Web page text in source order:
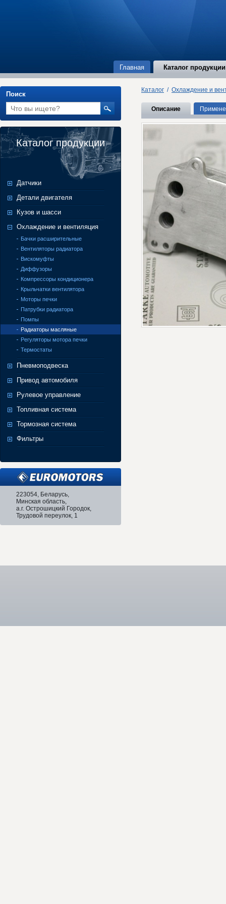
Главная Каталог продукции
Поиск
Каталог продукции
Датчики
Детали двигателя
Кузов и шасси
Охлаждение и вентиляция
Бачки расширительные
Вентиляторы радиатора
Вискомуфты
Диффузоры
Компрессоры кондиционера
Крыльчатки вентилятора
Моторы печки
Патрубки радиатора
Помпы
Радиаторы масляные
Регуляторы мотора печки
Термостаты
Пневмоподвеска
Привод автомобиля
Рулевое управление
Топливная система
Тормозная система
Фильтры
223054, Беларусь,
Минская область,
а.г. Острошицкий Городок,
Трудовой переулок, 1
Каталог / Охлаждение и
Описание